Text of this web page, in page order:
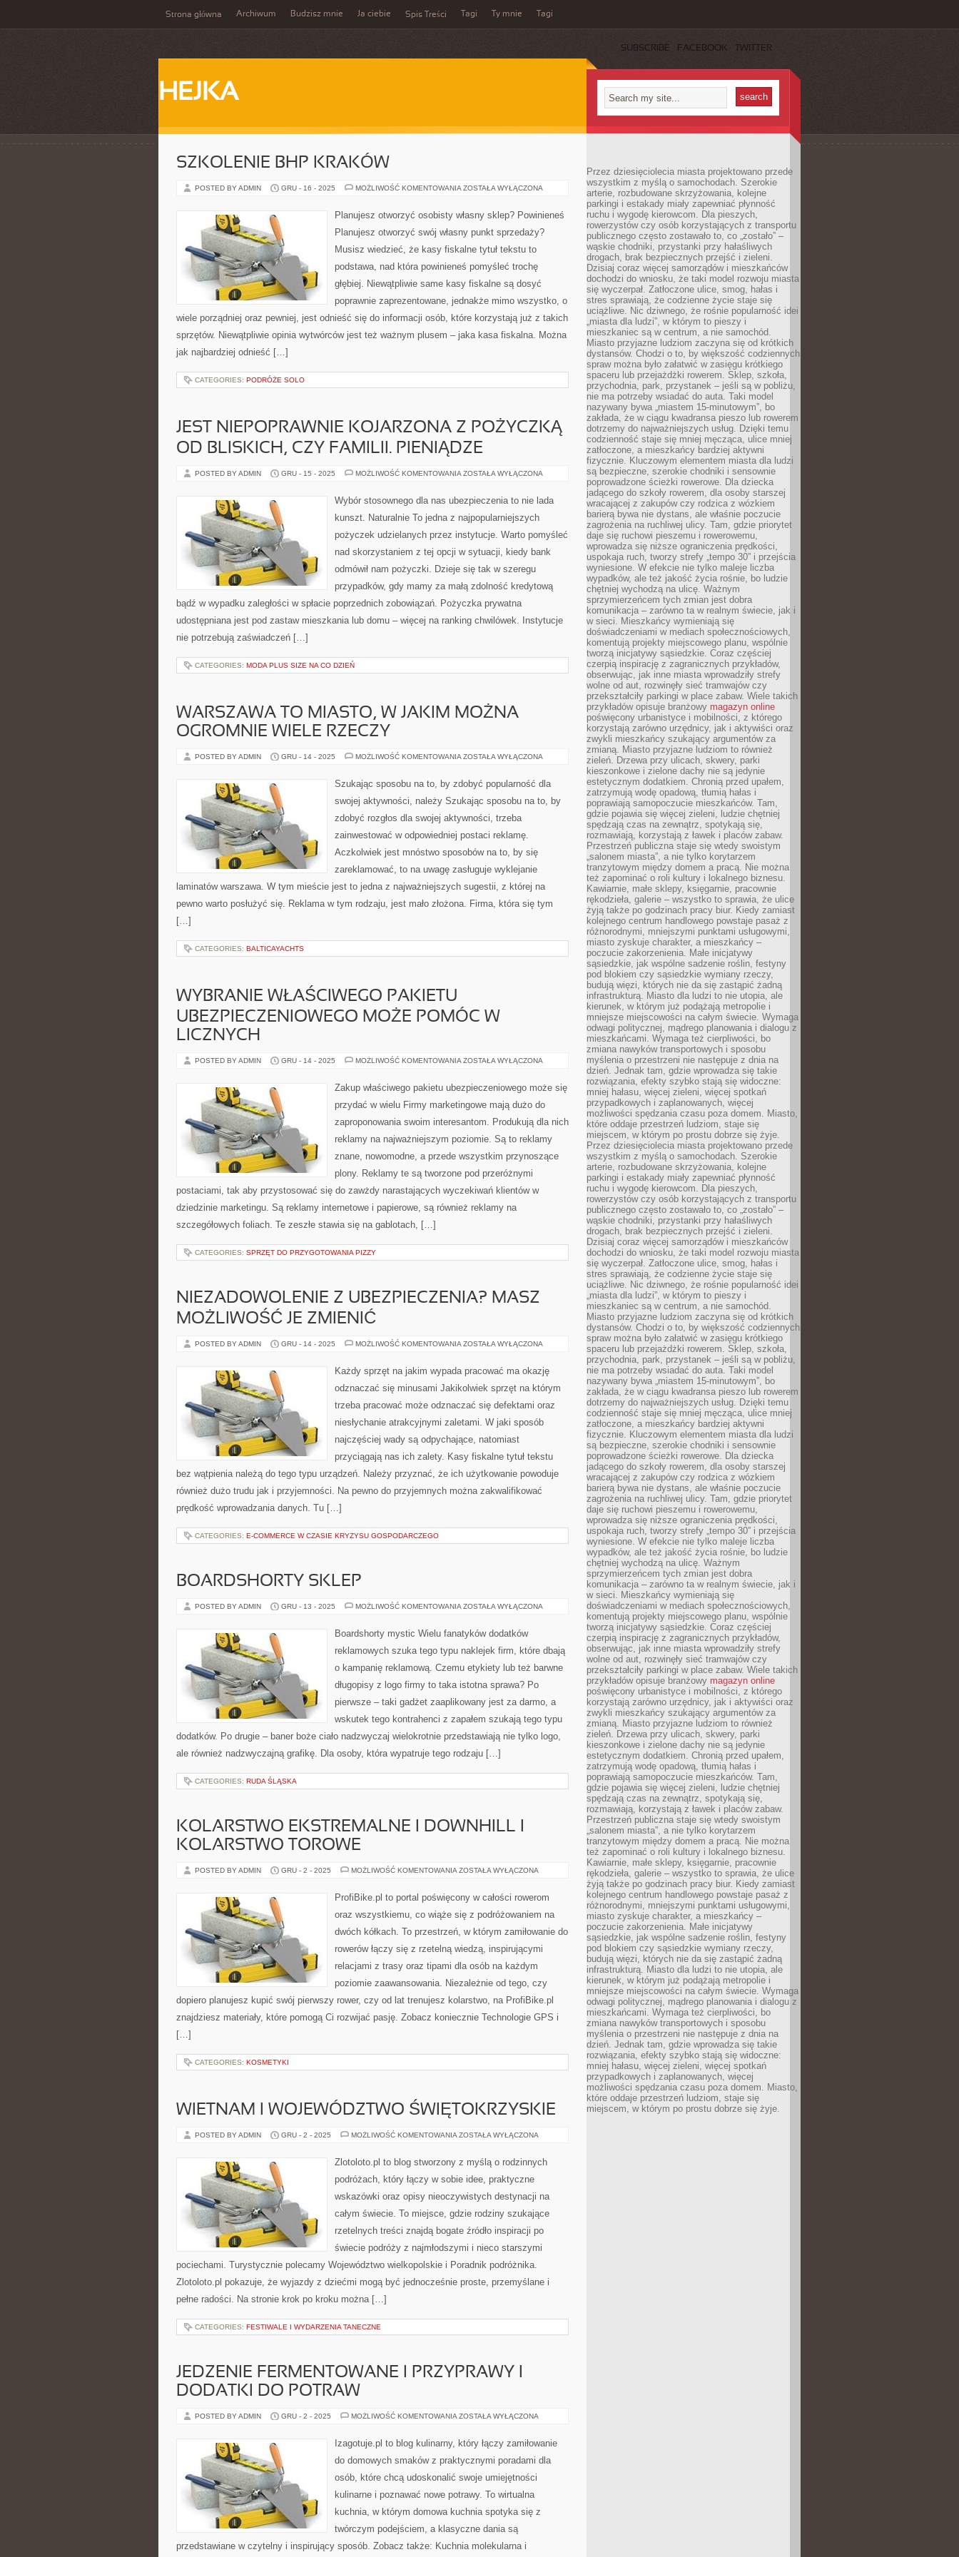
Strona główna Archiwum Budzisz mnie Ja ciebie Spis Treści Tagi Ty mnie Tagi
SUBSCRIBE FACEBOOK TWITTER
HEJKA
SZKOLENIE BHP KRAKÓW
POSTED BY ADMIN GRU - 16 - 2025 MOŻLIWOŚĆ KOMENTOWANIA SZKOLENIE
ZOSTAŁA WYŁĄCZONA
Planujesz otworzyć osobisty własny sklep? Powinieneś
Planujesz otworzyć swój własny punkt sprzedaży?
Musisz wiedzieć, że kasy fiskalne tytuł tekstu to
podstawa, nad która powinieneś pomyśleć trochę
głębiej. Niewątpliwie same kasy fiskalne są dosyć
poprawnie zaprezentowane, jednakże mimo wszystko, o
wiele porządniej oraz pewniej, jest odnieść się do informacji osób, które korzystają już z takich
sprzętów. Niewątpliwie opinia wytwórców jest też ważnym plusem – jaka kasa fiskalna. Można
jak najbardziej odnieść […]
CATEGORIES: PODRÓŻE SOLO
JEST NIEPOPRAWNIE KOJARZONA Z POŻYCZKĄ
OD BLISKICH, CZY FAMILII. PIENIĄDZE
POSTED BY ADMIN GRU - 15 - 2025 MOŻLIWOŚĆ KOMENTOWANIA JEST
POŻYCZKĄ
BLISKICH,
FAMILII.
ZOSTAŁA WYŁĄCZONA
Wybór stosownego dla nas ubezpieczenia to nie lada
kunszt. Naturalnie To jedna z najpopularniejszych
pożyczek udzielanych przez instytucje. Warto pomyśleć
nad skorzystaniem z tej opcji w sytuacji, kiedy bank
odmówił nam pożyczki. Dzieje się tak w szeregu
przypadków, gdy mamy za małą zdolność kredytową
bądź w wypadku zaległości w spłacie poprzednich zobowiązań. Pożyczka prywatna
udostępniana jest pod zastaw mieszkania lub domu – więcej na ranking chwilówek. Instytucje
nie potrzebują zaświadczeń […]
CATEGORIES: MODA PLUS SIZE NA CO DZIEŃ
WARSZAWA TO MIASTO, W JAKIM MOŻNA
OGROMNIE WIELE RZECZY
POSTED BY ADMIN GRU - 14 - 2025 MOŻLIWOŚĆ KOMENTOWANIA WARSZAWA
W
JAKIM
OGROMNIE
RZECZY
ZOSTAŁA WYŁĄCZONA
Szukając sposobu na to, by zdobyć popularność dla
swojej aktywności, należy Szukając sposobu na to, by
zdobyć rozgłos dla swojej aktywności, trzeba
zainwestować w odpowiedniej postaci reklamę.
Aczkolwiek jest mnóstwo sposobów na to, by się
zareklamować, to na uwagę zasługuje wyklejanie
laminatów warszawa. W tym mieście jest to jedna z najważniejszych sugestii, z której na
pewno warto posłużyć się. Reklama w tym rodzaju, jest mało złożona. Firma, która się tym
[…]
CATEGORIES: BALTICAYACHTS
WYBRANIE WŁAŚCIWEGO PAKIETU
UBEZPIECZENIOWEGO MOŻE POMÓC W
LICZNYCH
POSTED BY ADMIN GRU - 14 - 2025 MOŻLIWOŚĆ KOMENTOWANIA WYBRANIE
UBEZPIECZENIOWEGO
MOŻE
W
ZOSTAŁA WYŁĄCZONA
Zakup właściwego pakietu ubezpieczeniowego może się
przydać w wielu Firmy marketingowe mają dużo do
zaproponowania swoim interesantom. Produkują dla nich
reklamy na najważniejszym poziomie. Są to reklamy
znane, nowomodne, a przede wszystkim przynoszące
plony. Reklamy te są tworzone pod przeróżnymi
postaciami, tak aby przystosować się do zawżdy narastających wyczekiwań klientów w
dziedzinie marketingu. Są reklamy internetowe i papierowe, są również reklamy na
szczegółowych foliach. Te zeszłe stawia się na gablotach, […]
CATEGORIES: SPRZĘT DO PRZYGOTOWANIA PIZZY
NIEZADOWOLENIE Z UBEZPIECZENIA? MASZ
MOŻLIWOŚĆ JE ZMIENIĆ
POSTED BY ADMIN GRU - 14 - 2025 MOŻLIWOŚĆ KOMENTOWANIA NIEZADOWOLENIE
MOŻLIWOŚĆ
ZMIENIĆ
ZOSTAŁA WYŁĄCZONA
Każdy sprzęt na jakim wypada pracować ma okazję
odznaczać się minusami Jakikolwiek sprzęt na którym
trzeba pracować może odznaczać się defektami oraz
niesłychanie atrakcyjnymi zaletami. W jaki sposób
najczęściej wady są odpychające, natomiast
przyciągają nas ich zalety. Kasy fiskalne tytuł tekstu
bez wątpienia należą do tego typu urządzeń. Należy przyznać, że ich użytkowanie powoduje
również dużo trudu jak i przyjemności. Na pewno do przyjemnych można zakwalifikować
prędkość wprowadzania danych. Tu […]
CATEGORIES: E-COMMERCE W CZASIE KRYZYSU GOSPODARCZEGO
BOARDSHORTY SKLEP
POSTED BY ADMIN GRU - 13 - 2025 MOŻLIWOŚĆ KOMENTOWANIA BOARDSHORTY
ZOSTAŁA WYŁĄCZONA
Boardshorty mystic Wielu fanatyków dodatków
reklamowych szuka tego typu naklejek firm, które dbają
o kampanię reklamową. Czemu etykiety lub też barwne
długopisy z logo firmy to taka istotna sprawa? Po
pierwsze – taki gadżet zaaplikowany jest za darmo, a
wskutek tego kontrahenci z zapałem szukają tego typu
dodatków. Po drugie – baner boże ciało nadzwyczaj wielokrotnie przedstawiają nie tylko logo,
ale również nadzwyczajną grafikę. Dla osoby, która wypatruje tego rodzaju […]
CATEGORIES: RUDA ŚLĄSKA
KOLARSTWO EKSTREMALNE I DOWNHILL I
KOLARSTWO TOROWE
POSTED BY ADMIN GRU - 2 - 2025 MOŻLIWOŚĆ KOMENTOWANIA KOLARSTWO
DOWNHILL
I
TOROWE
ZOSTAŁA WYŁĄCZONA
ProfiBike.pl to portal poświęcony w całości rowerom
oraz wszystkiemu, co wiąże się z podróżowaniem na
dwóch kółkach. To przestrzeń, w którym zamiłowanie do
rowerów łączy się z rzetelną wiedzą, inspirującymi
relacjami z trasy oraz tipami dla osób na każdym
poziomie zaawansowania. Niezależnie od tego, czy
dopiero planujesz kupić swój pierwszy rower, czy od lat trenujesz kolarstwo, na ProfiBike.pl
znajdziesz materiały, które pomogą Ci rozwijać pasję. Zobacz koniecznie Technologie GPS i
[…]
CATEGORIES: KOSMETYKI
WIETNAM I WOJEWÓDZTWO ŚWIĘTOKRZYSKIE
POSTED BY ADMIN GRU - 2 - 2025 MOŻLIWOŚĆ KOMENTOWANIA WIETNAM
ŚWIĘTOKRZYSKIE
ZOSTAŁA WYŁĄCZONA
Zlotoloto.pl to blog stworzony z myślą o rodzinnych
podróżach, który łączy w sobie idee, praktyczne
wskazówki oraz opisy nieoczywistych destynacji na
całym świecie. To miejsce, gdzie rodziny szukające
rzetelnych treści znajdą bogate źródło inspiracji po
świecie podróży z najmłodszymi i nieco starszymi
pociechami. Turystycznie polecamy Województwo wielkopolskie i Poradnik podróżnika.
Zlotoloto.pl pokazuje, że wyjazdy z dziećmi mogą być jednocześnie proste, przemyślane i
pełne radości. Na stronie krok po kroku można […]
CATEGORIES: FESTIWALE I WYDARZENIA TANECZNE
JEDZENIE FERMENTOWANE I PRZYPRAWY I
DODATKI DO POTRAW
POSTED BY ADMIN GRU - 2 - 2025 MOŻLIWOŚĆ KOMENTOWANIA JEDZENIE
PRZYPRAWY
I
DO
ZOSTAŁA WYŁĄCZONA
Izagotuje.pl to blog kulinarny, który łączy zamiłowanie
do domowych smaków z praktycznymi poradami dla
osób, które chcą udoskonalić swoje umiejętności
kulinarne i poznawać nowe potrawy. To wirtualna
kuchnia, w którym domowa kuchnia spotyka się z
twórczym podejściem, a klasyczne dania są
przedstawiane w czytelny i inspirujący sposób. Zobacz także: Kuchnia molekularna i
Przez dziesięciolecia miasta projektowano przede
wszystkim z myślą o samochodach. Szerokie
arterie, rozbudowane skrzyżowania, kolejne
parkingi i estakady miały zapewniać płynność
ruchu i wygodę kierowcom. Dla pieszych,
rowerzystów czy osób korzystających z transportu
publicznego często zostawało to, co „zostało” –
wąskie chodniki, przystanki przy hałaśliwych
drogach, brak bezpiecznych przejść i zieleni.
Dzisiaj coraz więcej samorządów i mieszkańców
dochodzi do wniosku, że taki model rozwoju miasta
się wyczerpał. Zatłoczone ulice, smog, hałas i
stres sprawiają, że codzienne życie staje się
uciążliwe. Nic dziwnego, że rośnie popularność idei
„miasta dla ludzi”, w którym to pieszy i
mieszkaniec są w centrum, a nie samochód.
Miasto przyjazne ludziom zaczyna się od krótkich
dystansów. Chodzi o to, by większość codziennych
spraw można było załatwić w zasięgu krótkiego
spaceru lub przejażdżki rowerem. Sklep, szkoła,
przychodnia, park, przystanek – jeśli są w pobliżu,
nie ma potrzeby wsiadać do auta. Taki model
nazywany bywa „miastem 15-minutowym”, bo
zakłada, że w ciągu kwadransa pieszo lub rowerem
dotrzemy do najważniejszych usług. Dzięki temu
codzienność staje się mniej męcząca, ulice mniej
zatłoczone, a mieszkańcy bardziej aktywni
fizycznie. Kluczowym elementem miasta dla ludzi
są bezpieczne, szerokie chodniki i sensownie
poprowadzone ścieżki rowerowe. Dla dziecka
jadącego do szkoły rowerem, dla osoby starszej
wracającej z zakupów czy rodzica z wózkiem
barierą bywa nie dystans, ale właśnie poczucie
zagrożenia na ruchliwej ulicy. Tam, gdzie priorytet
daje się ruchowi pieszemu i rowerowemu,
wprowadza się niższe ograniczenia prędkości,
uspokaja ruch, tworzy strefy „tempo 30” i przejścia
wyniesione. W efekcie nie tylko maleje liczba
wypadków, ale też jakość życia rośnie, bo ludzie
chętniej wychodzą na ulicę. Ważnym
sprzymierzeńcem tych zmian jest dobra
komunikacja – zarówno ta w realnym świecie, jak i
w sieci. Mieszkańcy wymieniają się
doświadczeniami w mediach społecznościowych,
komentują projekty miejscowego planu, wspólnie
tworzą inicjatywy sąsiedzkie. Coraz częściej
czerpią inspirację z zagranicznych przykładów,
obserwując, jak inne miasta wprowadziły strefy
wolne od aut, rozwinęły sieć tramwajów czy
przekształciły parkingi w place zabaw. Wiele takich
przykładów opisuje branżowy magazyn online
poświęcony urbanistyce i mobilności, z którego
korzystają zarówno urzędnicy, jak i aktywiści oraz
zwykli mieszkańcy szukający argumentów za
zmianą. Miasto przyjazne ludziom to również
zieleń. Drzewa przy ulicach, skwery, parki
kieszonkowe i zielone dachy nie są jedynie
estetycznym dodatkiem. Chronią przed upałem,
zatrzymują wodę opadową, tłumią hałas i
poprawiają samopoczucie mieszkańców. Tam,
gdzie pojawia się więcej zieleni, ludzie chętniej
spędzają czas na zewnątrz, spotykają się,
rozmawiają, korzystają z ławek i placów zabaw.
Przestrzeń publiczna staje się wtedy swoistym
„salonem miasta”, a nie tylko korytarzem
tranzytowym między domem a pracą. Nie można
też zapominać o roli kultury i lokalnego biznesu.
Kawiarnie, małe sklepy, księgarnie, pracownie
rękodzieła, galerie – wszystko to sprawia, że ulice
żyją także po godzinach pracy biur. Kiedy zamiast
kolejnego centrum handlowego powstaje pasaż z
różnorodnymi, mniejszymi punktami usługowymi,
miasto zyskuje charakter, a mieszkańcy –
poczucie zakorzenienia. Małe inicjatywy
sąsiedzkie, jak wspólne sadzenie roślin, festyny
pod blokiem czy sąsiedzkie wymiany rzeczy,
budują więzi, których nie da się zastąpić żadną
infrastrukturą. Miasto dla ludzi to nie utopia, ale
kierunek, w którym już podążają metropolie i
mniejsze miejscowości na całym świecie. Wymaga
odwagi politycznej, mądrego planowania i dialogu z
mieszkańcami. Wymaga też cierpliwości, bo
zmiana nawyków transportowych i sposobu
myślenia o przestrzeni nie następuje z dnia na
dzień. Jednak tam, gdzie wprowadza się takie
rozwiązania, efekty szybko stają się widoczne:
mniej hałasu, więcej zieleni, więcej spotkań
przypadkowych i zaplanowanych, więcej
możliwości spędzania czasu poza domem. Miasto,
które oddaje przestrzeń ludziom, staje się
miejscem, w którym po prostu dobrze się żyje.
Przez dziesięciolecia miasta projektowano przede
wszystkim z myślą o samochodach. Szerokie
arterie, rozbudowane skrzyżowania, kolejne
parkingi i estakady miały zapewniać płynność
ruchu i wygodę kierowcom. Dla pieszych,
rowerzystów czy osób korzystających z transportu
publicznego często zostawało to, co „zostało” –
wąskie chodniki, przystanki przy hałaśliwych
drogach, brak bezpiecznych przejść i zieleni.
Dzisiaj coraz więcej samorządów i mieszkańców
dochodzi do wniosku, że taki model rozwoju miasta
się wyczerpał. Zatłoczone ulice, smog, hałas i
stres sprawiają, że codzienne życie staje się
uciążliwe. Nic dziwnego, że rośnie popularność idei
„miasta dla ludzi”, w którym to pieszy i
mieszkaniec są w centrum, a nie samochód.
Miasto przyjazne ludziom zaczyna się od krótkich
dystansów. Chodzi o to, by większość codziennych
spraw można było załatwić w zasięgu krótkiego
spaceru lub przejażdżki rowerem. Sklep, szkoła,
przychodnia, park, przystanek – jeśli są w pobliżu,
nie ma potrzeby wsiadać do auta. Taki model
nazywany bywa „miastem 15-minutowym”, bo
zakłada, że w ciągu kwadransa pieszo lub rowerem
dotrzemy do najważniejszych usług. Dzięki temu
codzienność staje się mniej męcząca, ulice mniej
zatłoczone, a mieszkańcy bardziej aktywni
fizycznie. Kluczowym elementem miasta dla ludzi
są bezpieczne, szerokie chodniki i sensownie
poprowadzone ścieżki rowerowe. Dla dziecka
jadącego do szkoły rowerem, dla osoby starszej
wracającej z zakupów czy rodzica z wózkiem
barierą bywa nie dystans, ale właśnie poczucie
zagrożenia na ruchliwej ulicy. Tam, gdzie priorytet
daje się ruchowi pieszemu i rowerowemu,
wprowadza się niższe ograniczenia prędkości,
uspokaja ruch, tworzy strefy „tempo 30” i przejścia
wyniesione. W efekcie nie tylko maleje liczba
wypadków, ale też jakość życia rośnie, bo ludzie
chętniej wychodzą na ulicę. Ważnym
sprzymierzeńcem tych zmian jest dobra
komunikacja – zarówno ta w realnym świecie, jak i
w sieci. Mieszkańcy wymieniają się
doświadczeniami w mediach społecznościowych,
komentują projekty miejscowego planu, wspólnie
tworzą inicjatywy sąsiedzkie. Coraz częściej
czerpią inspirację z zagranicznych przykładów,
obserwując, jak inne miasta wprowadziły strefy
wolne od aut, rozwinęły sieć tramwajów czy
przekształciły parkingi w place zabaw. Wiele takich
przykładów opisuje branżowy magazyn online
poświęcony urbanistyce i mobilności, z którego
korzystają zarówno urzędnicy, jak i aktywiści oraz
zwykli mieszkańcy szukający argumentów za
zmianą. Miasto przyjazne ludziom to również
zieleń. Drzewa przy ulicach, skwery, parki
kieszonkowe i zielone dachy nie są jedynie
estetycznym dodatkiem. Chronią przed upałem,
zatrzymują wodę opadową, tłumią hałas i
poprawiają samopoczucie mieszkańców. Tam,
gdzie pojawia się więcej zieleni, ludzie chętniej
spędzają czas na zewnątrz, spotykają się,
rozmawiają, korzystają z ławek i placów zabaw.
Przestrzeń publiczna staje się wtedy swoistym
„salonem miasta”, a nie tylko korytarzem
tranzytowym między domem a pracą. Nie można
też zapominać o roli kultury i lokalnego biznesu.
Kawiarnie, małe sklepy, księgarnie, pracownie
rękodzieła, galerie – wszystko to sprawia, że ulice
żyją także po godzinach pracy biur. Kiedy zamiast
kolejnego centrum handlowego powstaje pasaż z
różnorodnymi, mniejszymi punktami usługowymi,
miasto zyskuje charakter, a mieszkańcy –
poczucie zakorzenienia. Małe inicjatywy
sąsiedzkie, jak wspólne sadzenie roślin, festyny
pod blokiem czy sąsiedzkie wymiany rzeczy,
budują więzi, których nie da się zastąpić żadną
infrastrukturą. Miasto dla ludzi to nie utopia, ale
kierunek, w którym już podążają metropolie i
mniejsze miejscowości na całym świecie. Wymaga
odwagi politycznej, mądrego planowania i dialogu z
mieszkańcami. Wymaga też cierpliwości, bo
zmiana nawyków transportowych i sposobu
myślenia o przestrzeni nie następuje z dnia na
dzień. Jednak tam, gdzie wprowadza się takie
rozwiązania, efekty szybko stają się widoczne:
mniej hałasu, więcej zieleni, więcej spotkań
przypadkowych i zaplanowanych, więcej
możliwości spędzania czasu poza domem. Miasto,
które oddaje przestrzeń ludziom, staje się
miejscem, w którym po prostu dobrze się żyje.